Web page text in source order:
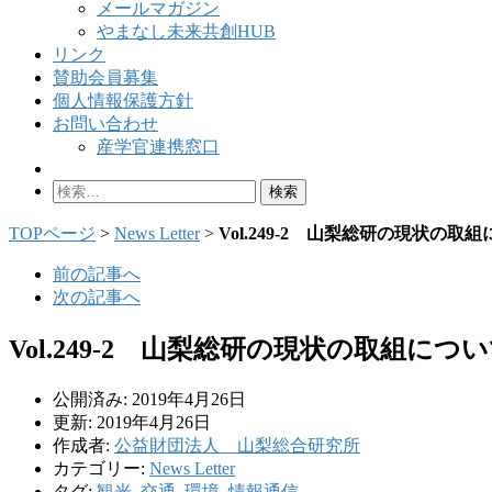
メールマガジン
やまなし未来共創HUB
リンク
賛助会員募集
個人情報保護方針
お問い合わせ
産学官連携窓口
検
TOPページ > News Letter> Vol.249-2 山梨総研の現状の取組
前の記事へ
次の記事へ
Vol.249-2 山梨総研の現状の取組につい
公開済み: 2019年4月26日
更新: 2019年4月26日
作成者: 公益財団法人 山梨総合研究所
カテゴリー: News Letter